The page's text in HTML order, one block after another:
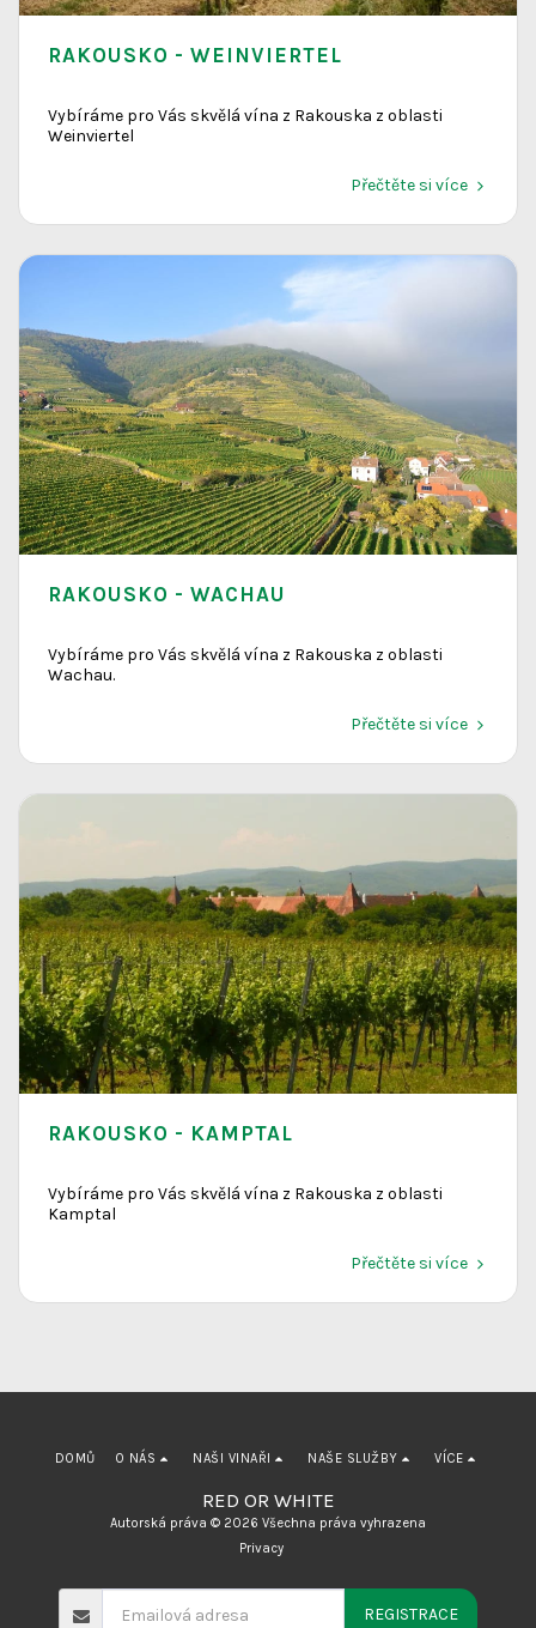
RAKOUSKO - WEINVIERTEL
Vybíráme pro Vás skvělá vína z Rakouska z oblasti
Weinviertel
Přečtěte si více
RAKOUSKO - WACHAU
Vybíráme pro Vás skvělá vína z Rakouska z oblasti
Wachau.
Přečtěte si více
RAKOUSKO - KAMPTAL
Vybíráme pro Vás skvělá vína z Rakouska z oblasti
Kamptal
Přečtěte si více
RED OR WHITE
Autorská práva © 2026 Všechna práva vyhrazena
Privacy
DOMŮ O NÁS NAŠI VINAŘI NAŠE SLUŽBY VÍCE
REGISTRACE